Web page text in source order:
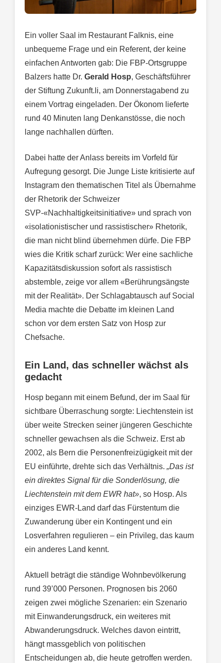
Ein voller Saal im Restaurant Falknis, eine
unbequeme Frage und ein Referent, der keine
einfachen Antworten gab: Die FBP-Ortsgruppe
Balzers hatte Dr. Gerald Hosp, Geschäftsführer
der Stiftung Zukunft.li, am Donnerstagabend zu
einem Vortrag eingeladen. Der Ökonom lieferte
rund 40 Minuten lang Denkanstösse, die noch
lange nachhallen dürften.
Dabei hatte der Anlass bereits im Vorfeld für
Aufregung gesorgt. Die Junge Liste kritisierte auf
Instagram den thematischen Titel als Übernahme
der Rhetorik der Schweizer
SVP-«Nachhaltigkeitsinitiative» und sprach von
«isolationistischer und rassistischer» Rhetorik,
die man nicht blind übernehmen dürfe. Die FBP
wies die Kritik scharf zurück: Wer eine sachliche
Kapazitätsdiskussion sofort als rassistisch
abstemble, zeige vor allem «Berührungsängste
mit der Realität». Der Schlagabtausch auf Social
Media machte die Debatte im kleinen Land
schon vor dem ersten Satz von Hosp zur
Chefsache.
Ein Land, das schneller wächst als
gedacht
Hosp begann mit einem Befund, der im Saal für
sichtbare Überraschung sorgte: Liechtenstein ist
über weite Strecken seiner jüngeren Geschichte
schneller gewachsen als die Schweiz. Erst ab
2002, als Bern die Personenfreizügigkeit mit der
EU einführte, drehte sich das Verhältnis. „Das ist
ein direktes Signal für die Sonderlösung, die
Liechtenstein mit dem EWR hat», so Hosp. Als
einziges EWR-Land darf das Fürstentum die
Zuwanderung über ein Kontingent und ein
Losverfahren regulieren – ein Privileg, das kaum
ein anderes Land kennt.
Aktuell beträgt die ständige Wohnbevölkerung
rund 39’000 Personen. Prognosen bis 2060
zeigen zwei mögliche Szenarien: ein Szenario
mit Einwanderungsdruck, ein weiteres mit
Abwanderungsdruck. Welches davon eintritt,
hängt massgeblich von politischen
Entscheidungen ab, die heute getroffen werden.